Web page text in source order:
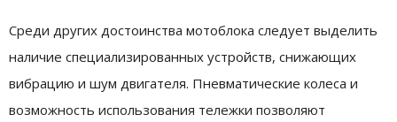
Среди других достоинства мотоблока следует выделить
наличие специализированных устройств, снижающих
вибрацию и шум двигателя. Пневматические колеса и
возможность использования тележки позволяют